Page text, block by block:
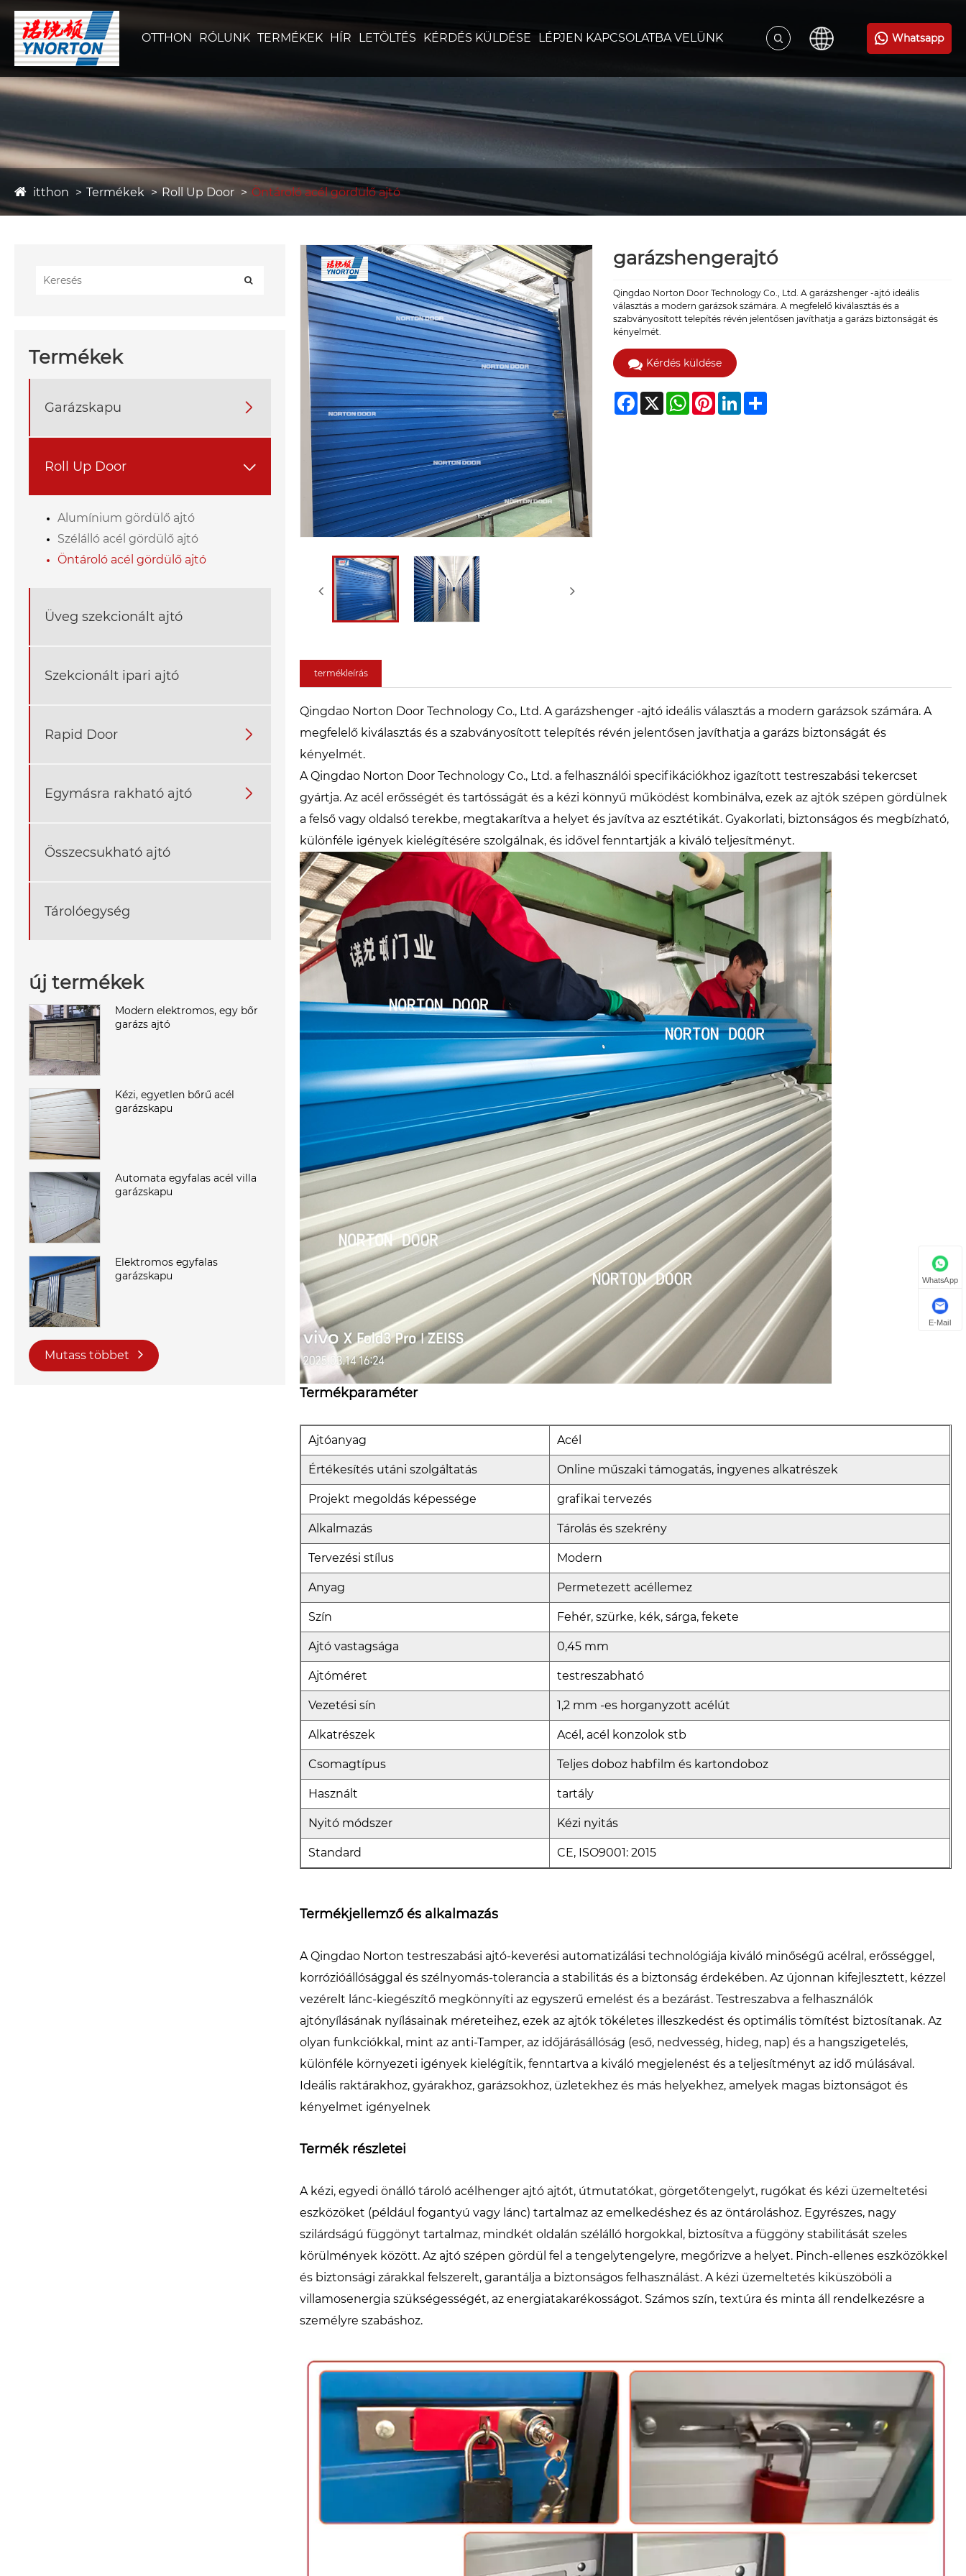
OTTHON RÓLUNK TERMÉKEK HÍR LETÖLTÉS KÉRDÉS KÜLDÉSE LÉPJEN KAPCSOLATBA VELÜNK Whatsapp
itthon Termékek Roll Up Door Öntároló acél gördülő ajtó
Termékek
Garázskapu 
Roll Up Door 
Alumínium gördülő ajtó
Szélálló acél gördülő ajtó
Öntároló acél gördülő ajtó
Üveg szekcionált ajtó
Szekcionált ipari ajtó
Rapid Door 
Egymásra rakható ajtó 
Összecsukható ajtó
Tárolóegység
új termékek
Modern elektromos, egy bőr
garázs ajtó
Kézi, egyetlen bőrű acél
garázskapu
Automata egyfalas acél villa
garázskapu
Elektromos egyfalas
garázskapu
Mutass többet
garázshengerajtó
Qingdao Norton Door Technology Co., Ltd. A garázshenger -ajtó ideális
választás a modern garázsok számára. A megfelelő kiválasztás és a
szabványosított telepítés révén jelentősen javíthatja a garázs biztonságát és
kényelmét.
Kérdés küldése
Facebook
X WhatsAppPinterestLinkedInShare
termékleírás
Qingdao Norton Door Technology Co., Ltd. A garázshenger -ajtó ideális választás a modern garázsok számára. A
megfelelő kiválasztás és a szabványosított telepítés révén jelentősen javíthatja a garázs biztonságát és
kényelmét.
A Qingdao Norton Door Technology Co., Ltd. a felhasználói specifikációkhoz igazított testreszabási tekercset
gyártja. Az acél erősségét és tartósságát és a kézi könnyű működést kombinálva, ezek az ajtók szépen gördülnek
a felső vagy oldalsó terekbe, megtakarítva a helyet és javítva az esztétikát. Gyakorlati, biztonságos és megbízható,
különféle igények kielégítésére szolgálnak, és idővel fenntartják a kiváló teljesítményt.
Termékparaméter
Ajtóanyag Acél
Értékesítés utáni szolgáltatás Online műszaki támogatás, ingyenes alkatrészek
Projekt megoldás képessége grafikai tervezés
Alkalmazás Tárolás és szekrény
Tervezési stílus Modern
Anyag Permetezett acéllemez
Szín Fehér, szürke, kék, sárga, fekete
Ajtó vastagsága 0,45 mm
Ajtóméret testreszabható
Vezetési sín 1,2 mm -es horganyzott acélút
Alkatrészek Acél, acél konzolok stb
Csomagtípus Teljes doboz habfilm és kartondoboz
Használt tartály
Nyitó módszer Kézi nyitás
Standard CE, ISO9001: 2015
Termékjellemző és alkalmazás
A Qingdao Norton testreszabási ajtó-keverési automatizálási technológiája kiváló minőségű acélral, erősséggel,
korrózióállósággal és szélnyomás-tolerancia a stabilitás és a biztonság érdekében. Az újonnan kifejlesztett, kézzel
vezérelt lánc-kiegészítő megkönnyíti az egyszerű emelést és a bezárást. Testreszabva a felhasználók
ajtónyílásának nyílásainak méreteihez, ezek az ajtók tökéletes illeszkedést és optimális tömítést biztosítanak. Az
olyan funkciókkal, mint az anti-Tamper, az időjárásállóság (eső, nedvesség, hideg, nap) és a hangszigetelés,
különféle környezeti igények kielégítik, fenntartva a kiváló megjelenést és a teljesítményt az idő múlásával.
Ideális raktárakhoz, gyárakhoz, garázsokhoz, üzletekhez és más helyekhez, amelyek magas biztonságot és
kényelmet igényelnek
Termék részletei
A kézi, egyedi önálló tároló acélhenger ajtó ajtót, útmutatókat, görgetőtengelyt, rugókat és kézi üzemeltetési
eszközöket (például fogantyú vagy lánc) tartalmaz az emelkedéshez és az öntároláshoz. Egyrészes, nagy
szilárdságú függönyt tartalmaz, mindkét oldalán szélálló horgokkal, biztosítva a függöny stabilitását szeles
körülmények között. Az ajtó szépen gördül fel a tengelytengelyre, megőrizve a helyet. Pinch-ellenes eszközökkel
és biztonsági zárakkal felszerelt, garantálja a biztonságos felhasználást. A kézi üzemeltetés kiküszöböli a
villamosenergia szükségességét, az energiatakarékosságot. Számos szín, textúra és minta áll rendelkezésre a
személyre szabáshoz.
WhatsApp
E-Mail